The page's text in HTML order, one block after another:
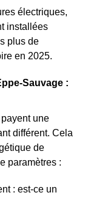
électriques,
installées
plus de
en 2025.
Sauvage :
une
différent. Cela
de
paramètres :
: est-ce un